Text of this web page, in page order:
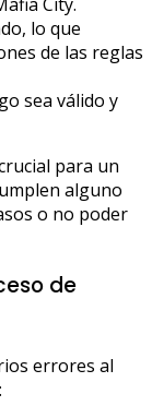
lo que
de las reglas
sea válido y
para un
alguno
o no poder
de
errores al